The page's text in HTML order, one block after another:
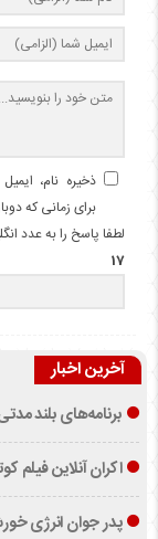
ذخیره نام،
برای زمانی که
لطفا پاسخ را به عدد
17 − سیزده =
آخرین اخبار
برنامه‌های بلند
اکران آنلاین فیلم
پدر جوان انرژی